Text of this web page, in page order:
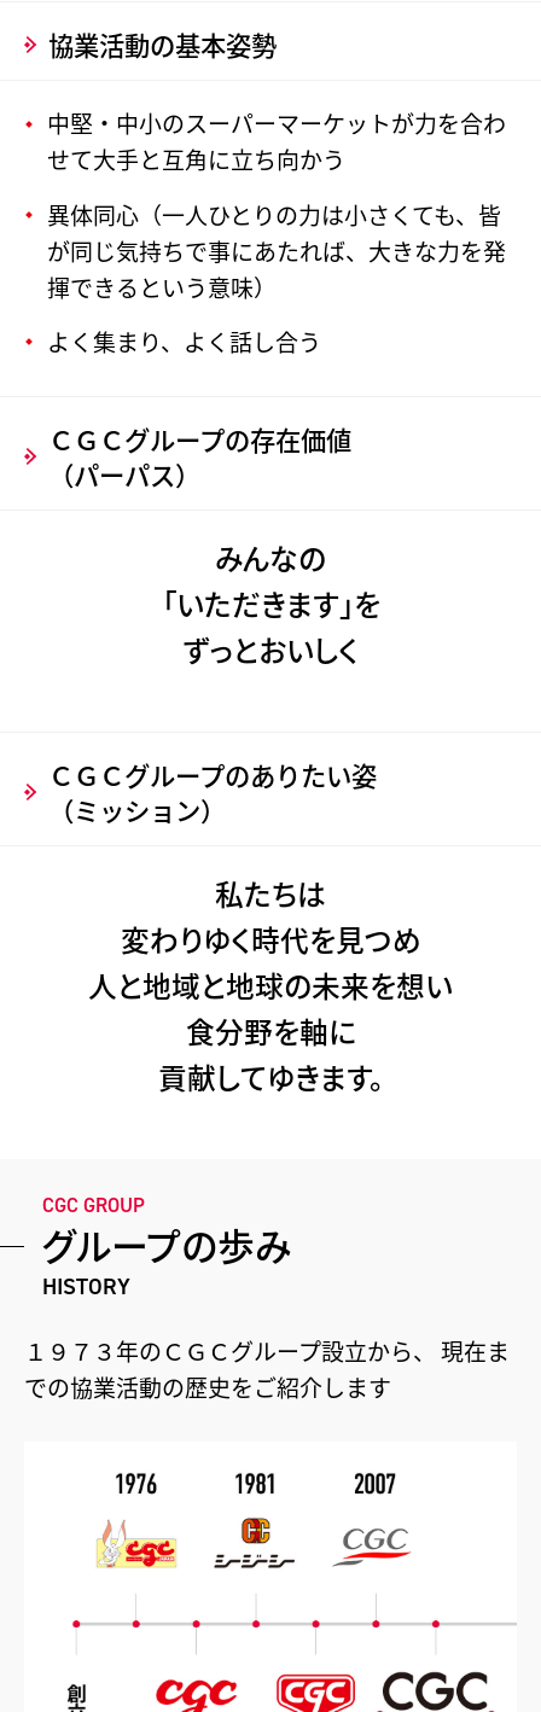
協業活動の基本姿勢
中堅・中小のスーパーマーケットが力を合わ
せて大手と互角に立ち向かう
異体同心（一人ひとりの力は小さくても、皆
が同じ気持ちで事にあたれば、大きな力を発
揮できるという意味）
よく集まり、よく話し合う
ＣＧＣグループの存在価値
（パーパス）
みんなの
「いただきます」を
ずっとおいしく
ＣＧＣグループのありたい姿
（ミッション）
私たちは
変わりゆく時代を見つめ
人と地域と地球の未来を想い
食分野を軸に
貢献してゆきます。
CGC GROUP
グループの歩み
HISTORY
１９７３年のＣＧＣグループ設立から、
現在ま
での協業活動の歴史をご紹介します